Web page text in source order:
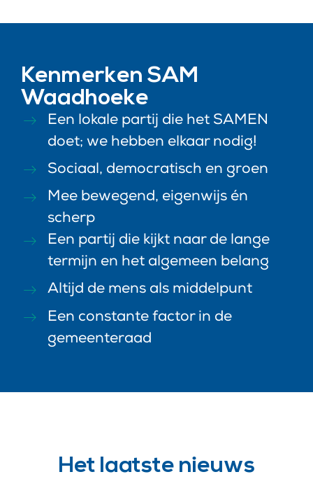
Kenmerken SAM
Waadhoeke
Een lokale partij die het SAMEN
doet; we hebben elkaar nodig!
Sociaal, democratisch en groen
Mee bewegend, eigenwijs én
scherp
Een partij die kijkt naar de lange
termijn en het algemeen belang
Altijd de mens als middelpunt
Een constante factor in de
gemeenteraad
Het laatste nieuws